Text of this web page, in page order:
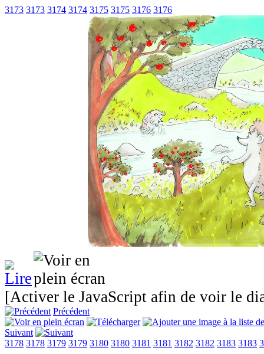
3173 3173 3174 3174 3175 3175 3176 3176
[Activer le JavaScript afin de voir le
Précédent
Suivant
3178 3178 3179 3179 3180 3180 3181 3181 3182 3182 3183 3183